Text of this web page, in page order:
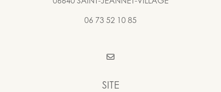
06640 SAINT-JEANNET-VILLAGE
06 73 52 10 85
SITE